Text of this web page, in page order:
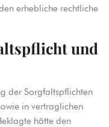
erhebliche rechtliche
und
der Sorgfaltspflichten
in vertraglichen
hätte den